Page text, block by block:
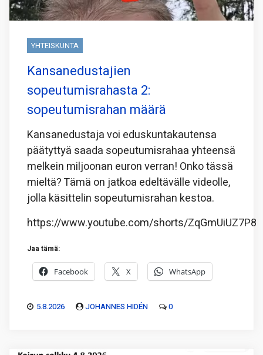
YHTEISKUNTA
Kansanedustajien
sopeutumisrahasta 2:
sopeutumisrahan määrä
Kansanedustaja voi eduskuntakautensa
päätyttyä saada sopeutumisrahaa yhteensä
melkein miljoonan euron verran! Onko tässä
mieltä? Tämä on jatkoa edeltävälle videolle,
jolla käsittelin sopeutumisrahan kestoa.
https://www.youtube.com/shorts/ZqGmUiUZ7P8
Jaa tämä:
Facebook X WhatsApp
5.8.2026 JOHANNES HIDÉN 0